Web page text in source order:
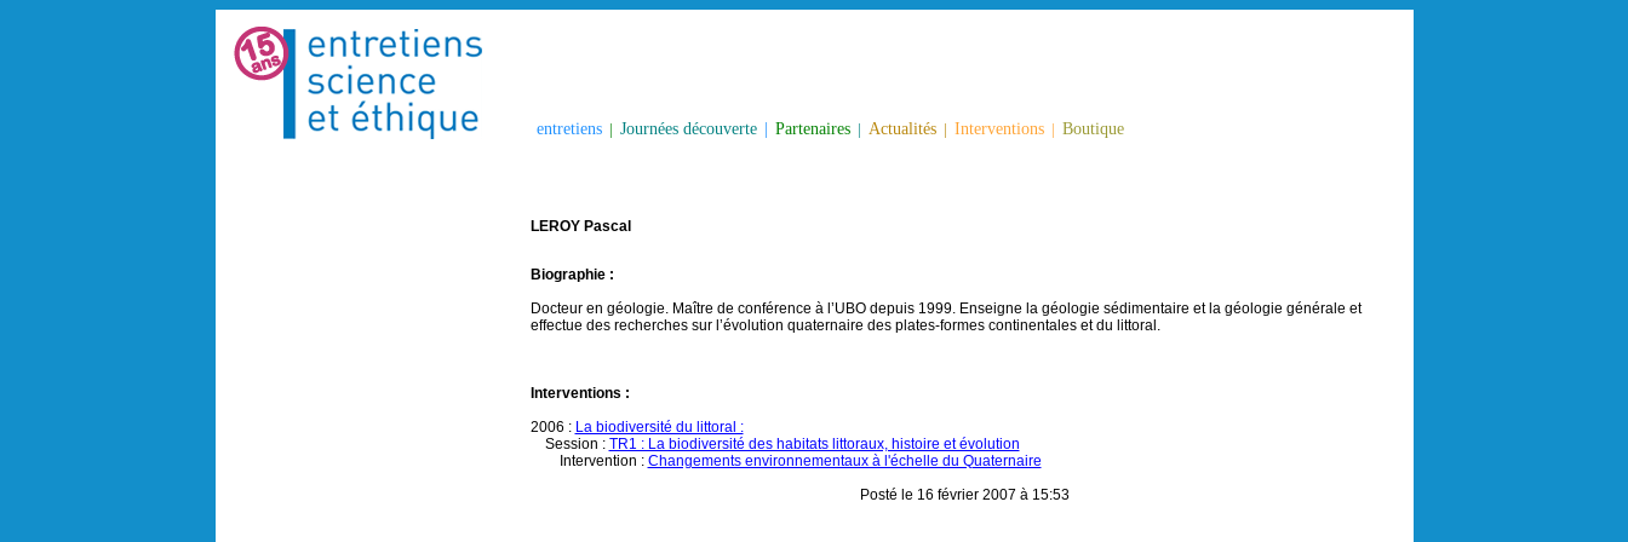
entretiens | Journées découverte Partenaires | Actualités | Interventions | Boutique
LEROY Pascal
Biographie :
Docteur en géologie. Maître de conférence à l’UBO depuis 1999. Enseigne la géologie sédimentaire et la géologie générale et
effectue des recherches sur l’évolution quaternaire des plates-formes continentales et du littoral.
Interventions :
2006 : La biodiversité du littoral :
Session : TR1 : La biodiversité des habitats littoraux, histoire et évolution
Intervention : Changements environnementaux à l'échelle du Quaternaire
Posté le 16 février 2007 à 15:53